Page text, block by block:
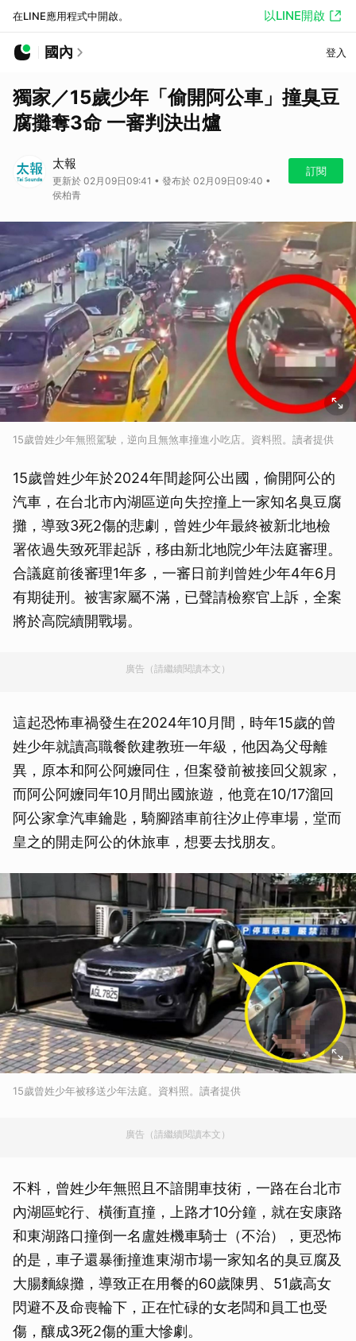
在LINE應用程式中開啟。 以LINE開啟
國內 登入
獨家／15歲少年「偷開阿公車」撞臭豆
腐攤奪3命 一審判決出爐
太報
更新於 02月09日09:41 • 發布於 02月09日09:40 •
侯柏青
訂閱
15歲曾姓少年無照駕駛，逆向且無煞車撞進小吃店。資料照。讀者提供
15歲曾姓少年於2024年間趁阿公出國，偷開阿公的
汽車，在台北市內湖區逆向失控撞上一家知名臭豆腐
攤，導致3死2傷的悲劇，曾姓少年最終被新北地檢
署依過失致死罪起訴，移由新北地院少年法庭審理。
合議庭前後審理1年多，一審日前判曾姓少年4年6月
有期徒刑。被害家屬不滿，已聲請檢察官上訴，全案
將於高院續開戰場。
廣告（請繼續閱讀本文）
這起恐怖車禍發生在2024年10月間，時年15歲的曾
姓少年就讀高職餐飲建教班一年級，他因為父母離
異，原本和阿公阿嬤同住，但案發前被接回父親家，
而阿公阿嬤同年10月間出國旅遊，他竟在10/17溜回
阿公家拿汽車鑰匙，騎腳踏車前往汐止停車場，堂而
皇之的開走阿公的休旅車，想要去找朋友。
15歲曾姓少年被移送少年法庭。資料照。讀者提供
廣告（請繼續閱讀本文）
不料，曾姓少年無照且不諳開車技術，一路在台北市
內湖區蛇行、橫衝直撞，上路才10分鐘，就在安康路
和東湖路口撞倒一名盧姓機車騎士（不治），更恐怖
的是，車子還暴衝撞進東湖市場一家知名的臭豆腐及
大腸麵線攤，導致正在用餐的60歲陳男、51歲高女
閃避不及命喪輪下，正在忙碌的女老闆和員工也受
傷，釀成3死2傷的重大慘劇。